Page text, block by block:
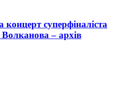
концерт суперфіналіста
– архів